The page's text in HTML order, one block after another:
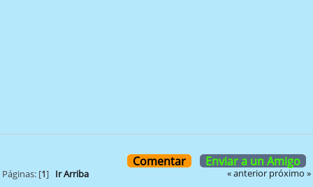
Comentar Enviar a un Amigo
Páginas: [1] Ir Arriba « anterior próximo »